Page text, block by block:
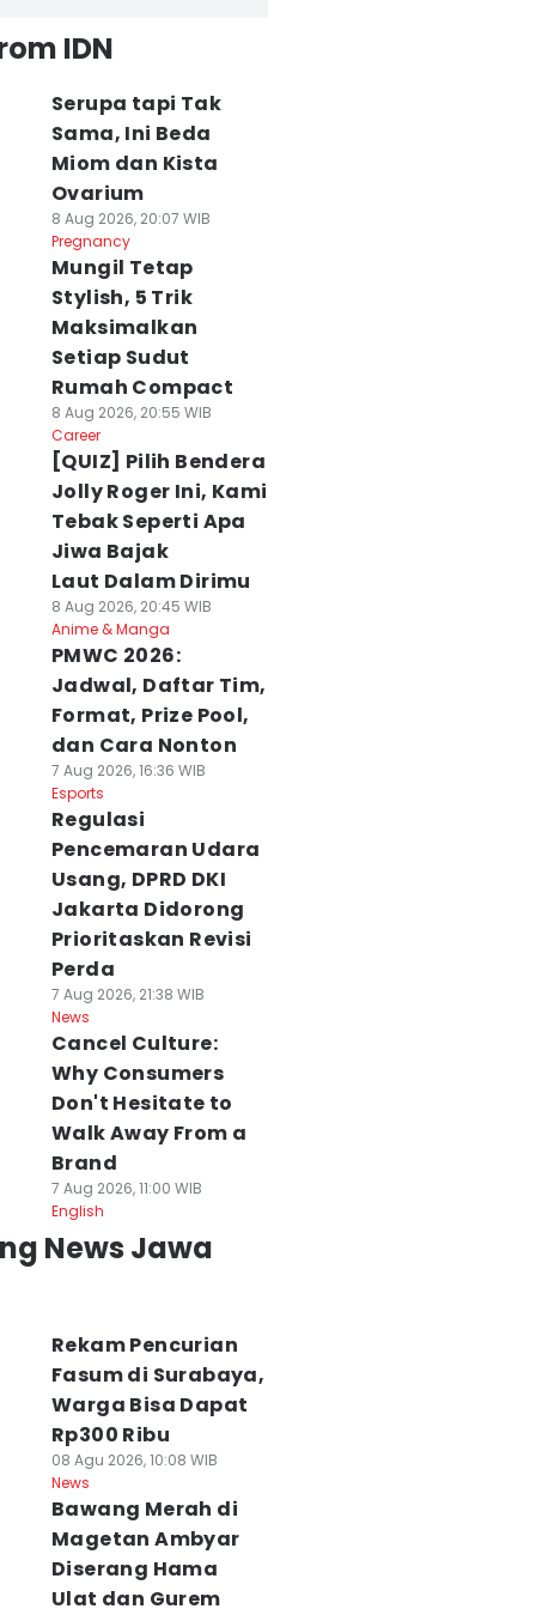
IDN
Serupa tapi Tak
Sama, Ini Beda
Miom dan Kista
Ovarium
8 Aug 2026, 20:07 WIB
Pregnancy
Mungil Tetap
Stylish, 5 Trik
Maksimalkan
Setiap Sudut
Rumah Compact
8 Aug 2026, 20:55 WIB
Career
[QUIZ] Pilih Bendera
Jolly Roger Ini, Kami
Tebak Seperti Apa
Jiwa Bajak
Laut Dalam Dirimu
8 Aug 2026, 20:45 WIB
Anime & Manga
PMWC 2026:
Jadwal, Daftar Tim,
Format, Prize Pool,
dan Cara Nonton
7 Aug 2026, 16:36 WIB
Esports
Regulasi
Pencemaran Udara
Usang, DPRD DKI
Jakarta Didorong
Prioritaskan Revisi
Perda
7 Aug 2026, 21:38 WIB
News
Cancel Culture:
Why Consumers
Don't Hesitate to
Walk Away From a
Brand
7 Aug 2026, 11:00 WIB
English
News Jawa
Rekam Pencurian
Fasum di Surabaya,
Warga Bisa Dapat
Rp300 Ribu
08 Agu 2026, 10:08 WIB
News
Bawang Merah di
Magetan Ambyar
Diserang Hama
Ulat dan Gurem